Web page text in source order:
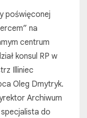
poświęconej
na
centrum
konsul RP w
Illiniec
Oleg Dmytryk.
Archiwum
do